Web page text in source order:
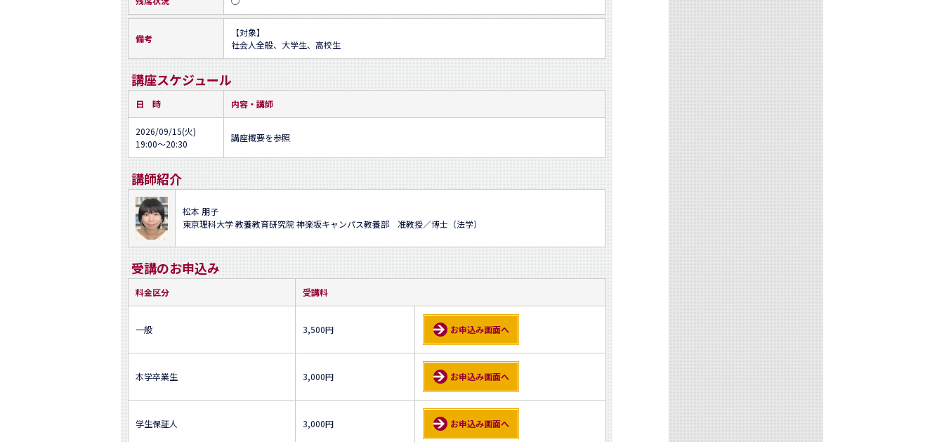
備考
【対象】
社会人全般、大学生、高校生
講座スケジュール
日 時 内容・講師
2026/09/15(火)
19:00～20:30
講座概要を参照
講師紹介
松本 朋子
東京理科大学 教養教育研究院 神楽坂キャンパス教養部 准教授／博士（法学）
受講のお申込み
料金区分 受講料
一般 3,500円 お申込み画面へ
本学卒業生 3,000円 お申込み画面へ
学生保証人 3,000円 お申込み画面へ